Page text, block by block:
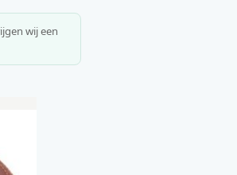
wij een